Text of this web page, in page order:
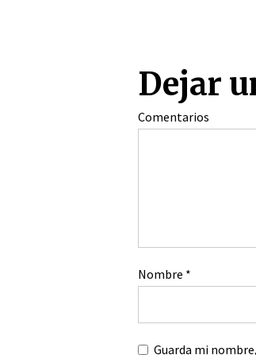
Dejar
Comentarios
Nombre *
Guarda mi